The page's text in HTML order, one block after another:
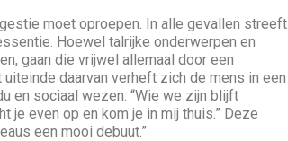
moet oproepen. In alle gevallen streeft
Hoewel talrijke onderwerpen en
gaan die vrijwel allemaal door een
daarvan verheft zich de mens in een
en sociaal wezen: “Wie we zijn blijft
je even op en kom je in mij thuis.” Deze
een mooi debuut.”